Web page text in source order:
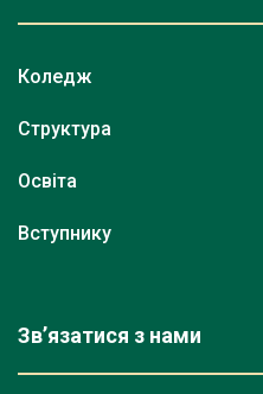
Коледж
Структура
Освіта
Вступнику
Зв’язатися з нами